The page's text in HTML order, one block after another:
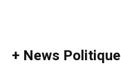
+ News Politique